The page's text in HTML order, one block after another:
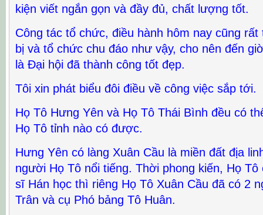
kiện viết ngắn gọn và đầy đủ, chất lượng tốt.
Công tác tổ chức, điều hành hôm nay cũng
bị và tổ chức chu đáo như vậy, cho nên đến
là Đại hội đã thành công tốt đẹp.
Tôi xin phát biểu đôi điều về công việc sắp tới.
Họ Tô Hưng Yên và Họ Tô Thái Bình đều có
Họ Tô tỉnh nào có được.
Hưng Yên có làng Xuân Cầu là miền đất địa
người Họ Tô nổi tiếng. Thời phong kiến, Họ
sĩ Hán học thì riêng Họ Tô Xuân Cầu đã có 2
Trân và cụ Phó bảng Tô Huân.